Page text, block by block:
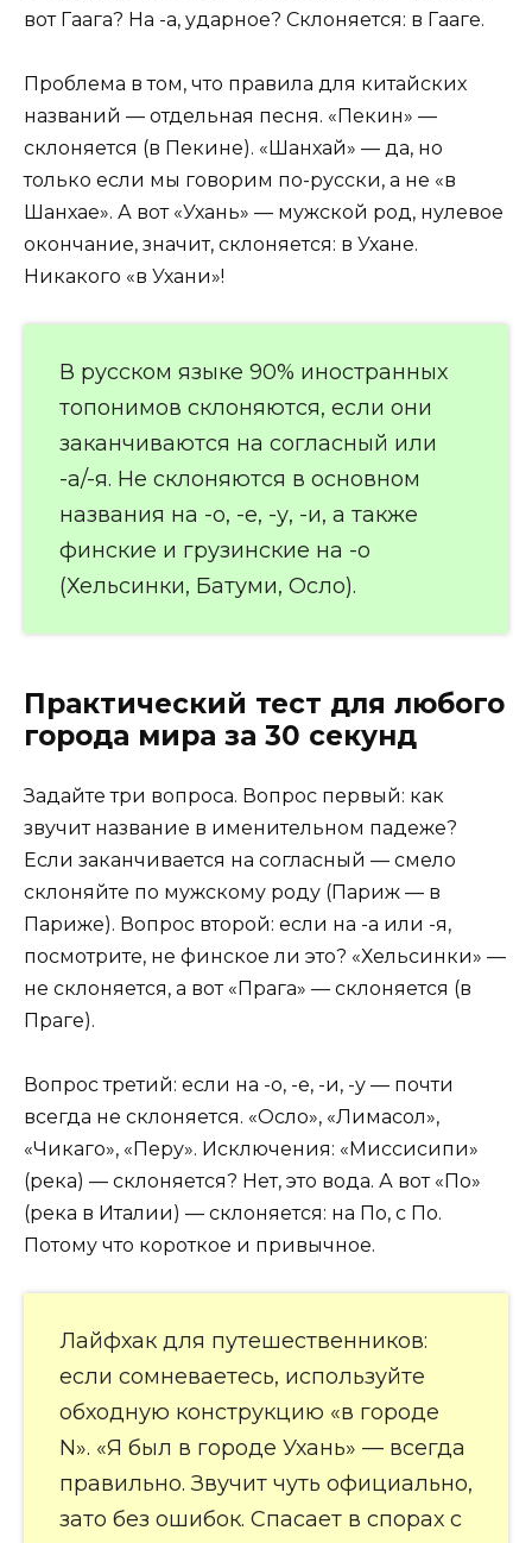
вот Гаага? На -а, ударное? Склоняется: в Гааге.
Проблема в том, что правила для китайских
названий — отдельная песня. «Пекин» —
склоняется (в Пекине). «Шанхай» — да, но
только если мы говорим по-русски, а не «в
Шанхае». А вот «Ухань» — мужской род, нулевое
окончание, значит, склоняется: в Ухане.
Никакого «в Ухани»!
В русском языке 90% иностранных
топонимов склоняются, если они
заканчиваются на согласный или
-а/-я. Не склоняются в основном
названия на -о, -е, -у, -и, а также
финские и грузинские на -о
(Хельсинки, Батуми, Осло).
Практический тест для любого
города мира за 30 секунд
Задайте три вопроса. Вопрос первый: как
звучит название в именительном падеже?
Если заканчивается на согласный — смело
склоняйте по мужскому роду (Париж — в
Париже). Вопрос второй: если на -а или -я,
посмотрите, не финское ли это? «Хельсинки» —
не склоняется, а вот «Прага» — склоняется (в
Праге).
Вопрос третий: если на -о, -е, -и, -у — почти
всегда не склоняется. «Осло», «Лимасол»,
«Чикаго», «Перу». Исключения: «Миссисипи»
(река) — склоняется? Нет, это вода. А вот «По»
(река в Италии) — склоняется: на По, с По.
Потому что короткое и привычное.
Лайфхак для путешественников:
если сомневаетесь, используйте
обходную конструкцию «в городе
N». «Я был в городе Ухань» — всегда
правильно. Звучит чуть официально,
зато без ошибок. Спасает в спорах с